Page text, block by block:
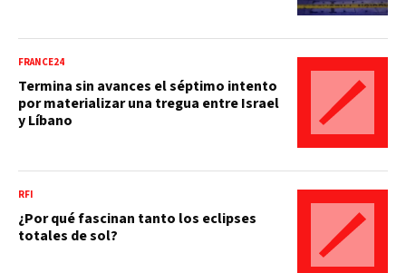
FRANCE24
Termina sin avances el séptimo intento
por materializar una tregua entre Israel
y Líbano
RFI
¿Por qué fascinan tanto los eclipses
totales de sol?